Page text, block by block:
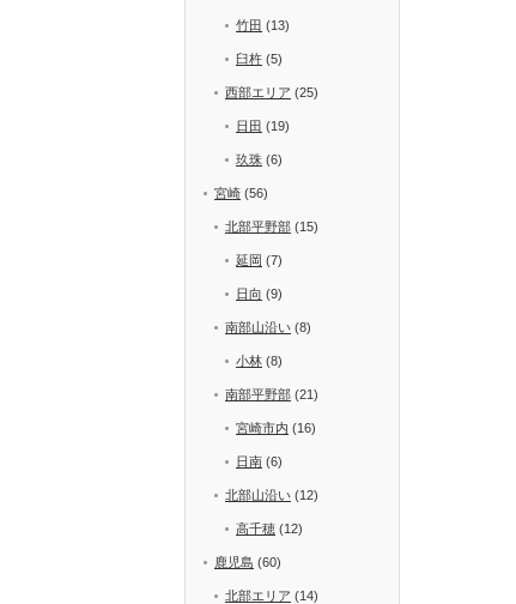
竹田 (13)
臼杵 (5)
西部エリア (25)
日田 (19)
玖珠 (6)
宮崎 (56)
北部平野部 (15)
延岡 (7)
日向 (9)
南部山沿い (8)
小林 (8)
南部平野部 (21)
宮崎市内 (16)
日南 (6)
北部山沿い (12)
高千穂 (12)
鹿児島 (60)
北部エリア (14)